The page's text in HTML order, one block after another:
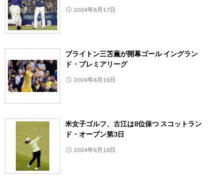
2024年8月17日
ブライトン三笘薫が開幕ゴール イングラン
ド・プレミアリーグ
2024年8月18日
米女子ゴルフ、古江は8位保つ スコットラン
ド・オープン第3日
2024年8月18日